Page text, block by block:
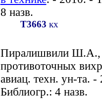
8 назв.
Т3663 кх
Пиралишвили Ш.А.,
противоточных
авиац. техн. ун-та.
Библиогр.: 4 назв.